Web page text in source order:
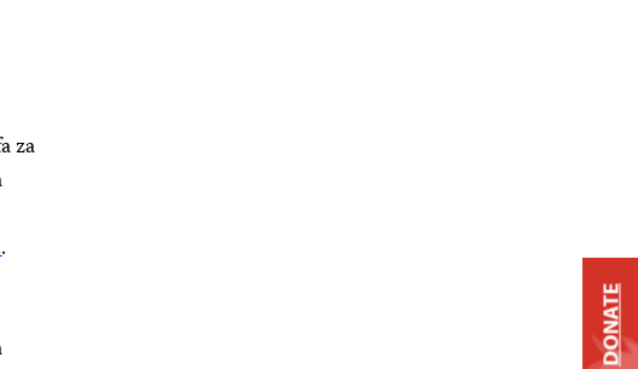
za
.
DONATE